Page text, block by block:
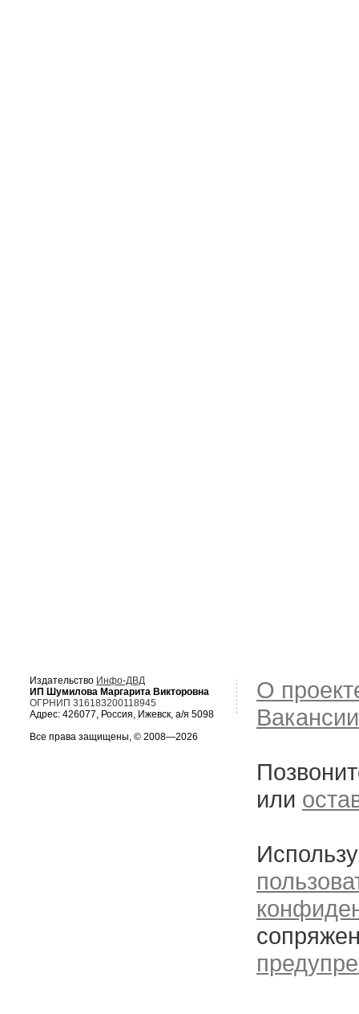
Издательство Инфо-ДВД
ИП Шумилова Маргарита Викторовна
ОГРНИП 316183200118945
Адрес: 426077, Россия, Ижевск, а/я 5098
Все права защищены, © 2008—2026
О
Вакансии
или